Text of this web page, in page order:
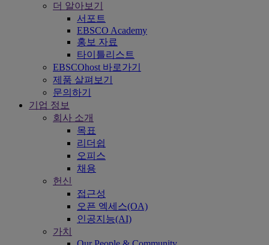
더 알아보기
서포트
EBSCO Academy
홍보 자료
타이틀리스트
EBSCOhost 바로가기
제품 살펴보기
문의하기
기업 정보
회사 소개
목표
리더쉽
오피스
채용
헌신
접근성
오픈 엑세스(OA)
인공지능(AI)
가치